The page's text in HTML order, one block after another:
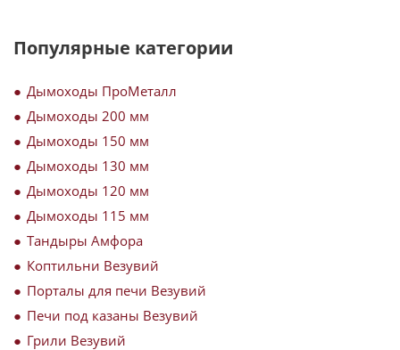
Популярные категории
Дымоходы ПроМеталл
Дымоходы 200 мм
Дымоходы 150 мм
Дымоходы 130 мм
Дымоходы 120 мм
Дымоходы 115 мм
Тандыры Амфора
Коптильни Везувий
Порталы для печи Везувий
Печи под казаны Везувий
Грили Везувий